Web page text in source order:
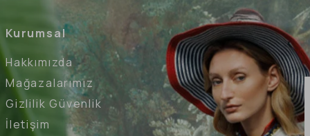
Kurumsal
Hakkımızda
Mağazalarımız
Gizlilik Güvenlik
İletişim